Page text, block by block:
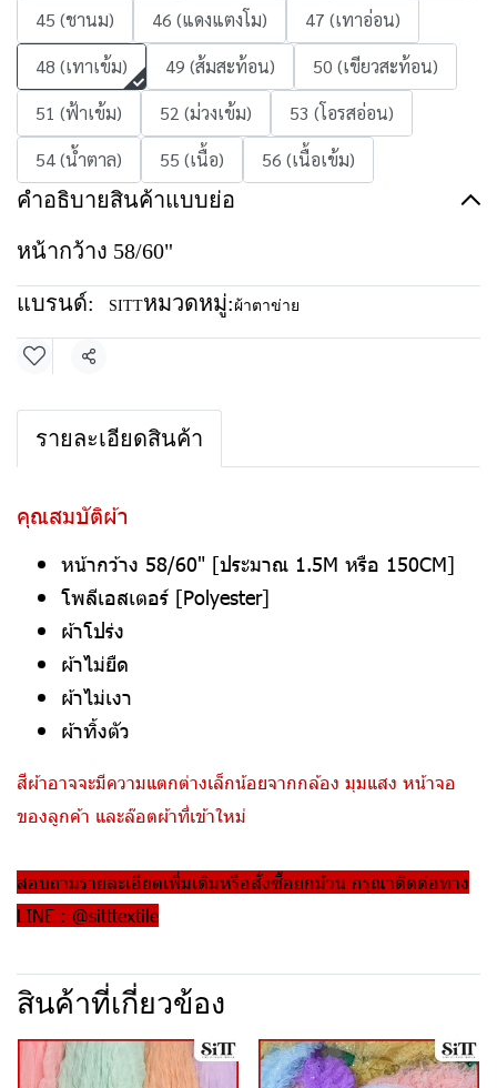
45 (ชานม)
46 (แดงแตงโม)
47 (เทาอ่อน)
48 (เทาเข้ม)
49 (ส้มสะท้อน)
50 (เขียวสะท้อน)
51 (ฟ้าเข้ม)
52 (ม่วงเข้ม)
53 (โอรสอ่อน)
54 (น้ำตาล)
55 (เนื้อ) 56 (เนื้อเข้ม)
คำอธิบายสินค้าแบบย่อ
หน้ากว้าง 58/60"
แบรนด์: SITTหมวดหมู่: ผ้าตาข่าย
แชร์
รายละเอียดสินค้า
คุณสมบัติผ้า
หน้ากว้าง 58/60" [ประมาณ 1.5M หรือ 150CM]
โพลีเอสเตอร์ [Polyester]
ผ้าโปร่ง
ผ้าไม่ยืด
ผ้าไม่เงา
ผ้าทิ้งตัว
สีผ้าอาจจะมีความแตกต่างเล็กน้อยจากกล้อง มุมแสง หน้าจอ
ของลูกค้า และล๊อตผ้าที่เข้าใหม่
สอบถามรายละเอียดเพิ่มเติมหรือสั่งซื้อยกม้วน กรุณาติดต่อทาง
LINE : @sitttextile
สินค้าที่เกี่ยวข้อง